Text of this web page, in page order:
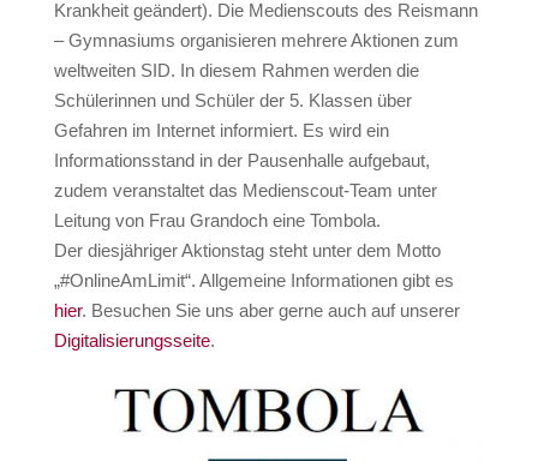
Krankheit geändert). Die Medienscouts des Reismann
– Gymnasiums organisieren mehrere Aktionen zum
weltweiten SID. In diesem Rahmen werden die
Schülerinnen und Schüler der 5. Klassen über
Gefahren im Internet informiert. Es wird ein
Informationsstand in der Pausenhalle aufgebaut,
zudem veranstaltet das Medienscout-Team unter
Leitung von Frau Grandoch eine Tombola.
Der diesjähriger Aktionstag steht unter dem Motto
„#OnlineAmLimit“. Allgemeine Informationen gibt es
hier. Besuchen Sie uns aber gerne auch auf unserer
Digitalisierungsseite.